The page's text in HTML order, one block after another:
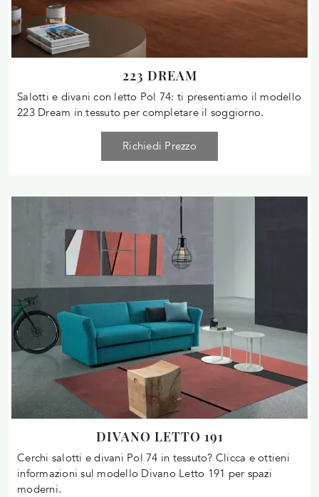
223 DREAM
Salotti e divani con letto Pol 74: ti presentiamo il modello
223 Dream in tessuto per completare il soggiorno.
Richiedi Prezzo
DIVANO LETTO 191
Cerchi salotti e divani Pol 74 in tessuto? Clicca e ottieni
informazioni sul modello Divano Letto 191 per spazi
moderni.